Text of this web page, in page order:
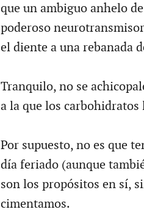
que un ambiguo anhelo
poderoso
el diente a una rebanada
Tranquilo, no se
a la que los carbohidratos
Por supuesto, no es que
día feriado (aunque
son los propósitos en sí,
cimentamos.